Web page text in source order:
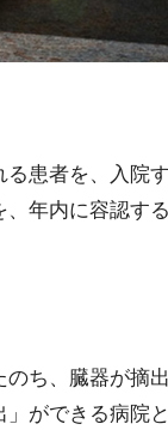
患者を、入院す
年内に容認する
ち、臓器が摘出
ができる病院と